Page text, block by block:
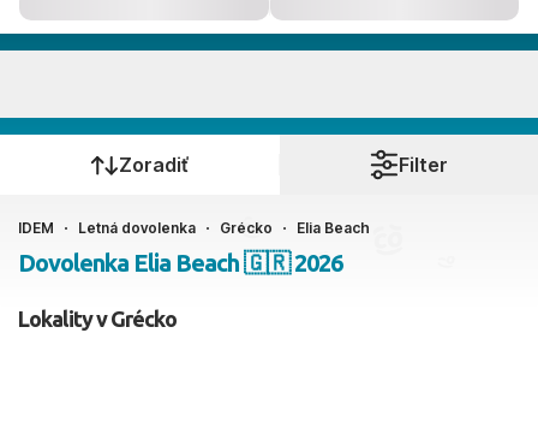
Kedy cestujete?
Ako cestujete?
2 dospelí, 0 deti
Zoradiť Filter
IDEM Letná dovolenka Grécko Elia Beach
Dovolenka Elia Beach 🇬🇷 2026
Lokality v Grécko